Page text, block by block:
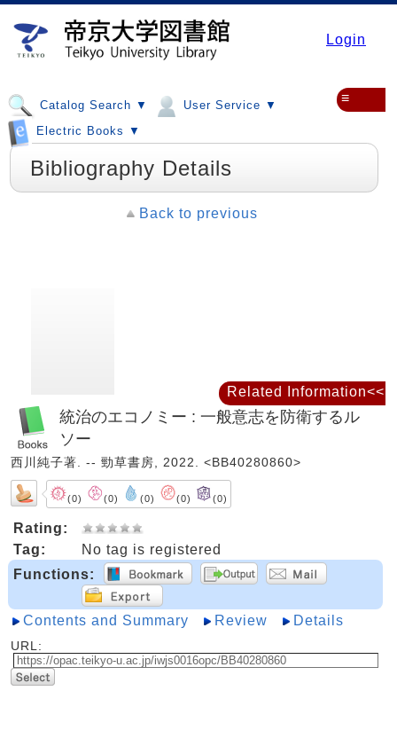
Login
Catalog Search ▼
User Service ▼
Electric Books ▼
≡
Bibliography Details
Back to previous
統治のエコノミー : 一般意志を防衛するル
ソー
西川純子著. -- 勁草書房, 2022. <BB40280860>
(0) (0) (0) (0) (0)
Rating:
Tag:
No tag is registered
Functions:
Contents and Summary Review Details
URL:
Related Information<<